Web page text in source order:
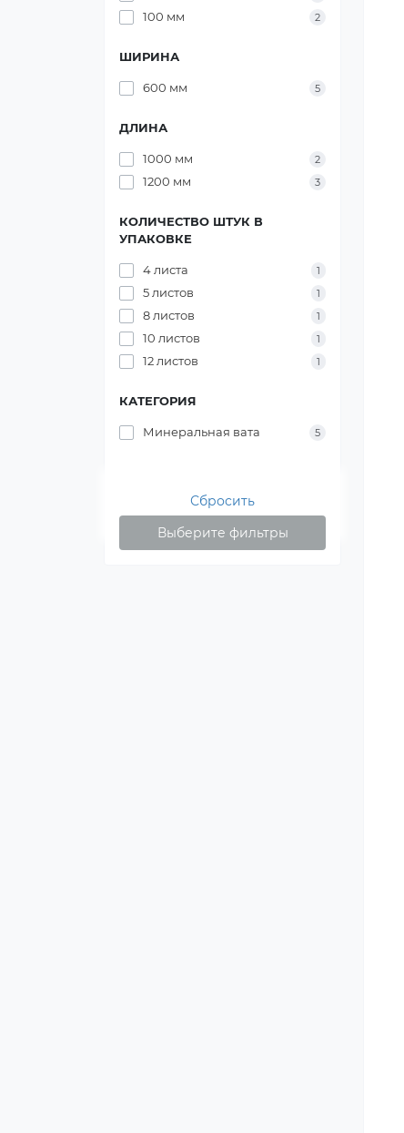
100 мм 2
ШИРИНА
600 мм 5
ДЛИНА
1000 мм 2
1200 мм 3
КОЛИЧЕСТВО ШТУК В
УПАКОВКЕ
4 листа 1
5 листов 1
8 листов 1
10 листов 1
12 листов 1
КАТЕГОРИЯ
Минеральная вата 5
Сбросить
Выберите фильтры